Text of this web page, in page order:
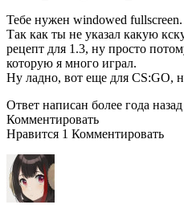
Тебе нужен windowed fullscreen.
Так как ты не указал какую
рецепт для 1.3, ну просто
которую я много играл.
Ну ладно, вот еще для CS:GO,
Ответ написан более года назад
Комментировать
Нравится 1 Комментировать